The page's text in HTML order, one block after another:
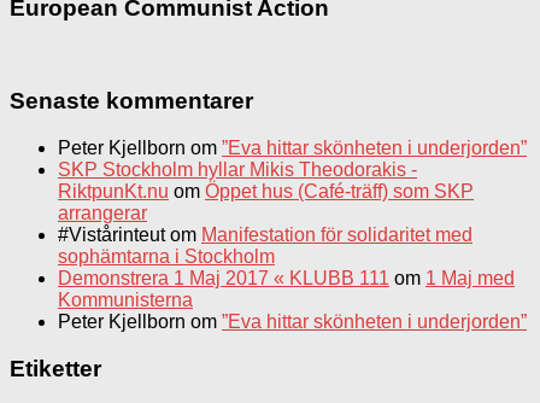
European Communist Action
Senaste kommentarer
Peter Kjellborn om ”Eva hittar skönheten i underjorden”
SKP Stockholm hyllar Mikis Theodorakis -
RiktpunKt.nu om Öppet hus (Café-träff) som SKP
arrangerar
#Vistårinteutom Manifestation för solidaritet med
sophämtarna i Stockholm
Demonstrera 1 Maj 2017 « KLUBB 111 om 1 Maj med
Kommunisterna
Peter Kjellborn om ”Eva hittar skönheten i underjorden”
Etiketter